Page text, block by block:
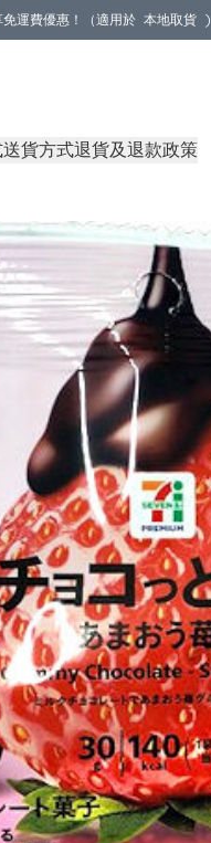
運費優惠！（適用於 本地取貨 )
送貨方式退貨及退款政策